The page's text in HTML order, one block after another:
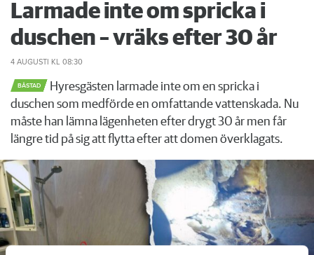
Larmade inte om spricka i
duschen – vräks efter 30 år
4 AUGUSTI KL 08:30
BÅSTAD
Hyresgästen larmade inte om en spricka i
duschen som medförde en omfattande vattenskada. Nu
måste han lämna lägenheten efter drygt 30 år men får
längre tid på sig att flytta efter att domen överklagats.